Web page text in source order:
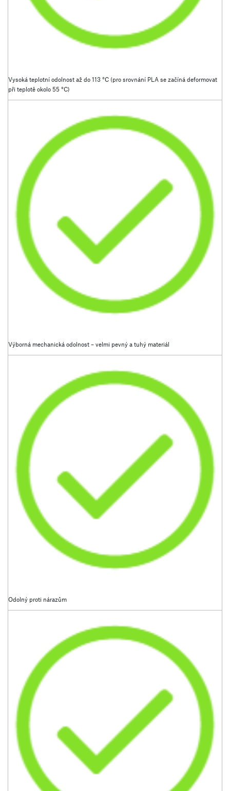
Vysoká teplotní odolnost až do 113 °C (pro srovnání PLA se začíná deformovat
při teplotě okolo 55 °C)
Výborná mechanická odolnost – velmi pevný a tuhý materiál
Odolný proti nárazům